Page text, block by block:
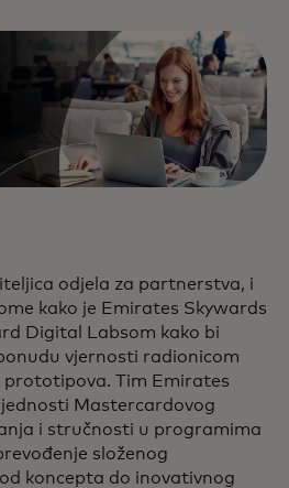
odjela za partnerstva, i
kako je Emirates Skywards
Digital Labsom kako bi
vjernosti radionicom
prototipova. Tim Emirates
Mastercardovog
i stručnosti u programima
složenog
koncepta do inovativnog